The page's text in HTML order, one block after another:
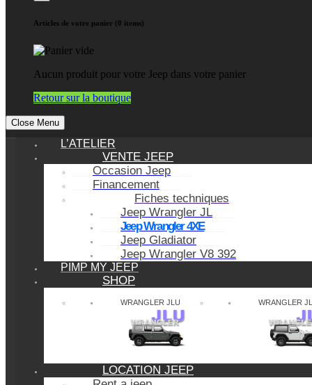
Articles de votre panier (0 items)
Aucun produit pour votre Jeep dans votre panier
Retour sur la boutique
Close Menu
L’ATELIER
VENTE JEEP
Occasion Jeep
Financement
Fiches techniques
Jeep Wrangler JL
Jeep Wrangler 4XE
Jeep Gladiator
Jeep Wrangler V8 392
PIMP MY JEEP
SHOP
WRANGLER JLU WRANGLER JL
LOCATION JEEP